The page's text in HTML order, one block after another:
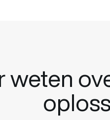
weten